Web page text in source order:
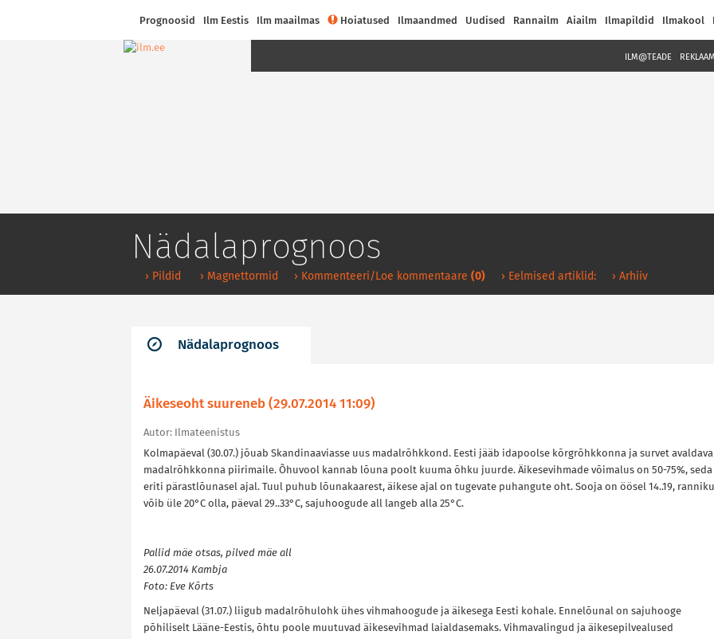
Prognoosid Ilm Eestis Ilm maailmas Hoiatused Ilmaandmed Uudised Rannailm Aiailm Ilmapildid Ilmakool
Nädalaprognoos
› Pildid › Magnettormid › Kommenteeri/Loe kommentaare (0) › Eelmised artiklid: › Arhiiv
ILM@TEADE
Nädalaprognoos
Äikeseoht suureneb (29.07.2014 11:09)
Autor: Ilmateenistus
Kolmapäeval (30.07.) jõuab Skandinaaviasse uus madalrõhkkond. Eesti jääb idapoolse kõrgrõhkkonna ja survet avaldava
madalrõhkkonna piirimaile. Õhuvool kannab lõuna poolt kuuma õhku juurde. Äikesevihmade võimalus on 50-75%, seda
eriti pärastlõunasel ajal. Tuul puhub lõunakaarest, äikese ajal on tugevate puhangute oht. Sooja on öösel 14..19,
võib üle 20°C olla, päeval 29..33°C, sajuhoogude all langeb alla 25°C.
Pallid mäe otsas, pilved mäe all
26.07.2014 Kambja
Foto: Eve Kõrts
Neljapäeval (31.07.) liigub madalrõhulohk ühes vihmahoogude ja äikesega Eesti kohale. Ennelõunal on sajuhooge
põhiliselt Lääne-Eestis, õhtu poole muutuvad äikesevihmad laialdasemaks. Vihmavalingud ja äikesepilvealused